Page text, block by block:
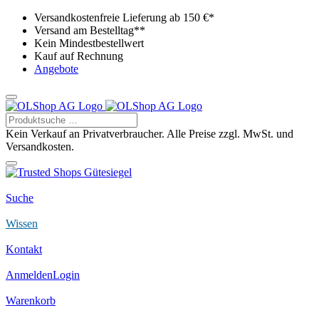
Versandkostenfreie Lieferung ab 150 €*
Versand am Bestelltag**
Kein Mindestbestellwert
Kauf auf Rechnung
Angebote
Kein Verkauf an Privatverbraucher. Alle Preise zzgl. MwSt. und
Versandkosten.
Suche
Wissen
Kontakt
AnmeldenLogin
Warenkorb